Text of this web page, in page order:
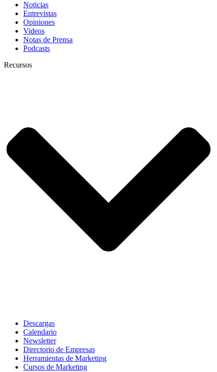
Noticias
Entrevistas
Opiniones
Videos
Notas de Prensa
Podcasts
Recursos
Descargas
Calendario
Newsletter
Directorio de Empresas
Herramientas de Marketing
Cursos de Marketing